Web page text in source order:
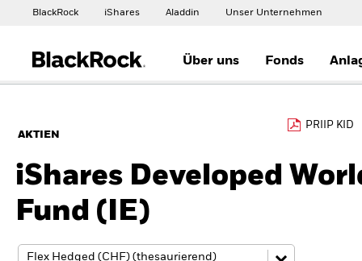
BlackRock iShares Aladdin Unser Unternehmen
Über uns Fonds
AKTIEN
PRIIP KID
iShares Developed
Fund (IE)